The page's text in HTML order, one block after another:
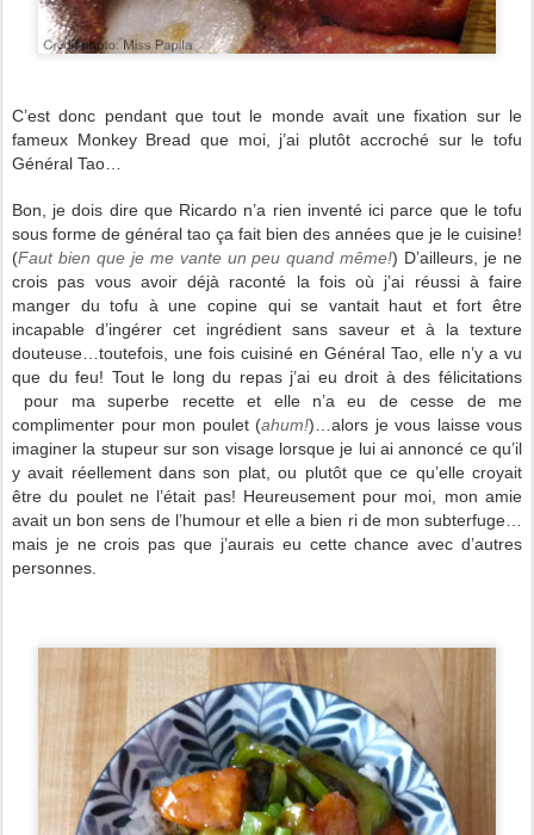
C’est donc pendant que tout le monde avait une fixation sur le
fameux Monkey Bread que moi, j’ai plutôt accroché sur le tofu
Général Tao…
Bon, je dois dire que Ricardo n’a rien inventé ici parce que le tofu
sous forme de général tao ça fait bien des années que je le cuisine!
(Faut bien que je me vante un peu quand même!) D’ailleurs, je ne
crois pas vous avoir déjà raconté la fois où j’ai réussi à faire
manger du tofu à une copine qui se vantait haut et fort être
incapable d’ingérer cet ingrédient sans saveur et à la texture
douteuse…toutefois, une fois cuisiné en Général Tao, elle n’y a vu
que du feu! Tout le long du repas j’ai eu droit à des félicitations
pour ma superbe recette et elle n’a eu de cesse de me
complimenter pour mon poulet (ahum!)…alors je vous laisse vous
imaginer la stupeur sur son visage lorsque je lui ai annoncé ce qu’il
y avait réellement dans son plat, ou plutôt que ce qu’elle croyait
être du poulet ne l’était pas! Heureusement pour moi, mon amie
avait un bon sens de l’humour et elle a bien ri de mon subterfuge…
mais je ne crois pas que j’aurais eu cette chance avec d’autres
personnes.